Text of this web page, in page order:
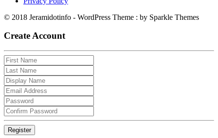
© 2018 Jeramidotinfo - WordPress Theme : by Sparkle Themes
Create Account